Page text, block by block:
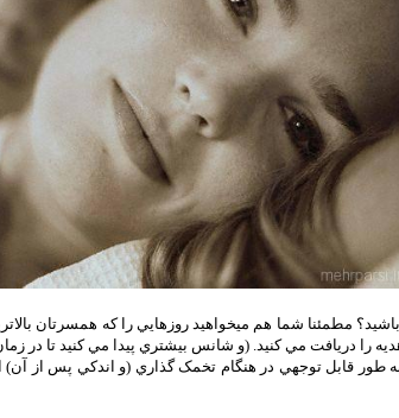
مطمئنا شما هم میخواهید روزهايي را که همسرتان
دريافت مي کنيد. (و شانس بيشتري پيدا مي کنيد تا در
توجهي در هنگام تخمک گذاري (و اندکي پس از آن)